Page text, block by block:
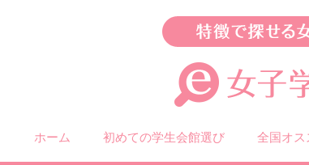
ホーム 初めての学生会館選び 全国オス